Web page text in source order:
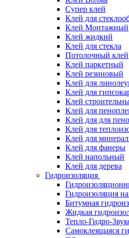
Супер клей
Клей для
Клей Монтажный
Клей жидкий
Клей для стекла
Потолочный клей
Клей паркетный
Клей резиновый
Клей для
Клей для
Клей
Клей для
Клей для для
Клей для
Клей для
Клей для фанеры
Клей напольный
Клей для дерева
Гидроизоляция
Гидроизоляция
Битумная
Жидкая
Тепло-Гидро-
Самоклеящаяся